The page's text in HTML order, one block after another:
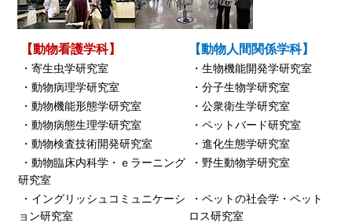
【動物看護学科】 【動物人間関係学科】
・寄生虫学研究室
・生物機能開発学研究室
・動物病理学研究室
・分子生物学研究室
・動物機能形態学研究室
・公衆衛生学研究室
・動物病態生理学研究室
・ペットバード研究室
・動物検査技術開発研究室
・進化生態学研究室
・動物臨床内科学・ｅラーニング
研究室
・野生動物学研究室
・イングリッシュコミュニケーシ
ョン研究室
・ペットの社会学・ペット
ロス研究室